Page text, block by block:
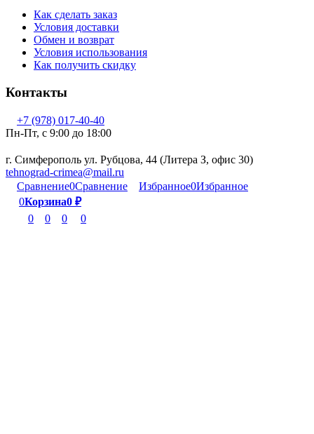
Как сделать заказ
Условия доставки
Обмен и возврат
Условия использования
Как получить скидку
Контакты
+7 (978) 017-40-40
Пн-Пт, c 9:00 до 18:00
г. Симферополь ул. Рубцова, 44 (Литера З, офис 30)
tehnograd-crimea@mail.ru
Сравнение0Сравнение Избранное0Избранное
0Корзина0 ₽
0
0 0 0